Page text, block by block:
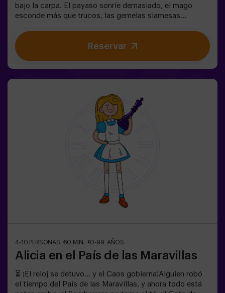
bajo la carpa. El payaso sonríe demasiado, el mago
esconde más que trucos, las gemelas siamesas
muy raro. ¿Qué se esconde bajo la carpa de este circo y
qué es lo que quiere su cruel director?No todos los
circos hacen reír. En este, los aplausos pueden ser lo
salida. Un escape room tan divertido como
escalofriante...¿Eres lo suficientemente valiente para
entrar? 🎟️✅ Ideal para planes con amigos | parejas |
adolescentes❗Los jugadores menores de 15 años
deberán entrar acompañados de al menos un adulto.
🧑‍🚀 Existe la opción de que les acompañe uno de
nuestros monitores en la aventura, consúltanos las
Reservar
4-10 PERSONAS 60 MIN. 10-99 AÑOS
Alicia en el País de las Maravillas
⏳ ¡El reloj se detuvo… y el Caos gobierna!Alguien robó
el tiempo del País de las Maravillas, y ahora todo está